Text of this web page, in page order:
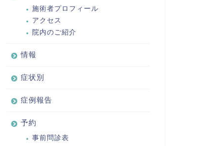
施術者プロフィール
アクセス
院内のご紹介
情報
症状別
症例報告
予約
事前問診表